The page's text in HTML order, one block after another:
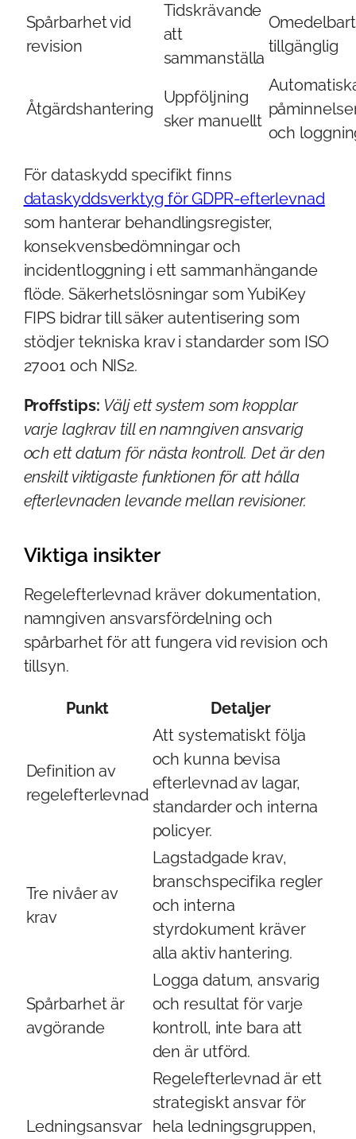
Spårbarhet vid
revision
Tidskrävande
att
sammanställa
Omedelbart
tillgänglig
Åtgärdshantering
Uppföljning
sker manuellt
och
För dataskydd specifikt finns
dataskyddsverktyg för GDPR-efterlevnad
som hanterar behandlingsregister,
konsekvensbedömningar och
incidentloggning i ett sammanhängande
flöde. Säkerhetslösningar som YubiKey
FIPS bidrar till säker autentisering som
stödjer tekniska krav i standarder som ISO
27001 och NIS2.
Proffstips: Välj ett system som kopplar
varje lagkrav till en namngiven ansvarig
och ett datum för nästa kontroll. Det är den
enskilt viktigaste funktionen för att hålla
efterlevnaden levande mellan revisioner.
Viktiga insikter
Regelefterlevnad kräver dokumentation,
namngiven ansvarsfördelning och
spårbarhet för att fungera vid revision och
tillsyn.
Punkt Detaljer
Definition av
regelefterlevnad
Att systematiskt följa
och kunna bevisa
efterlevnad av lagar,
standarder och interna
policyer.
Tre nivåer av
krav
Lagstadgade krav,
branschspecifika regler
och interna
styrdokument kräver
alla aktiv hantering.
Spårbarhet är
avgörande
Logga datum, ansvarig
och resultat för varje
kontroll, inte bara att
den är utförd.
Ledningsansvar
Regelefterlevnad är ett
strategiskt ansvar för
hela ledningsgruppen,